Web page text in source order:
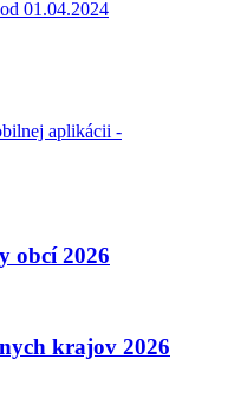
01.04.2024
aplikácii -
obcí 2026
krajov 2026